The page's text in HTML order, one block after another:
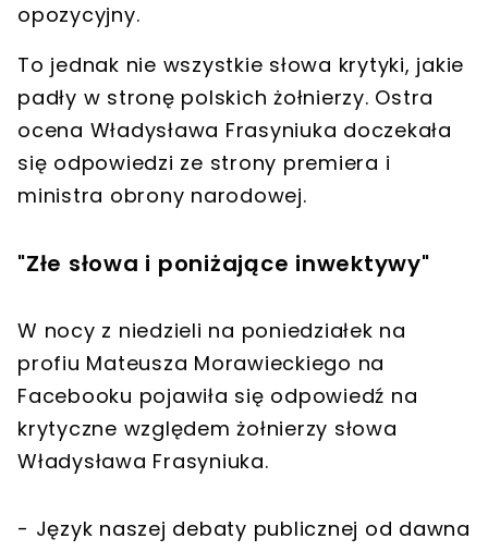
opozycyjny.
To jednak nie wszystkie słowa krytyki, jakie
padły w stronę polskich żołnierzy. Ostra
ocena Władysława Frasyniuka doczekała
się odpowiedzi ze strony premiera i
ministra obrony narodowej.
"Złe słowa i poniżające inwektywy"
W nocy z niedzieli na poniedziałek na
profiu Mateusza Morawieckiego na
Facebooku pojawiła się odpowiedź na
krytyczne względem żołnierzy słowa
Władysława Frasyniuka.
- Język naszej debaty publicznej od dawna